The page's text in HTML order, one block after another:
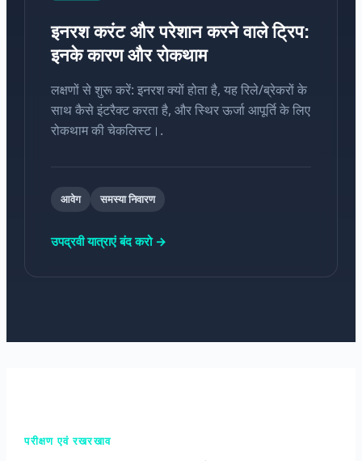
इनरश करंट और परेशान करने वाले ट्रिप:
इनके कारण और रोकथाम
लक्षणों से शुरू करें: इनरश क्यों होता है, यह रिले/ब्रेकरों के
साथ कैसे इंटरैक्ट करता है, और स्थिर ऊर्जा आपूर्ति के लिए
रोकथाम की चेकलिस्ट।.
आवेग समस्या निवारण
उपद्रवी यात्राएं बंद करो →
परीक्षण एवं रखरखाव